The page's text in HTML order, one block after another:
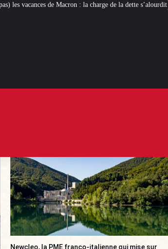
la charge de la dette s’alourdit Newcleo, la PME
Newcleo, la PME franco-italienne qui mise sur